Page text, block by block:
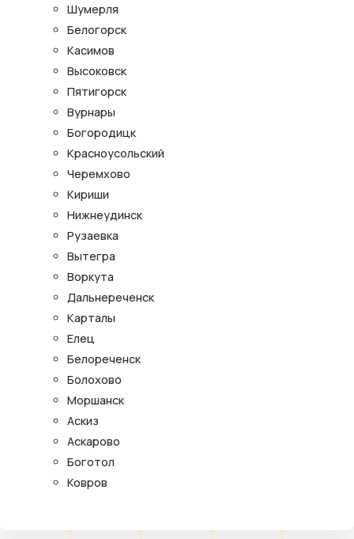
Шумерля
Белогорск
Касимов
Высоковск
Пятигорск
Вурнары
Богородицк
Красноусольский
Черемхово
Кириши
Нижнеудинск
Рузаевка
Вытегра
Воркута
Дальнереченск
Карталы
Елец
Белореченск
Болохово
Моршанск
Аскиз
Аскарово
Боготол
Ковров